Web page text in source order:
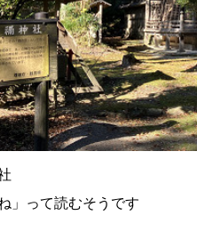
」って読むそうです